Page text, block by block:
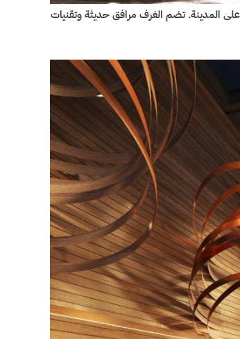
المدينة. تضم الغرف مرافق حديثة وتقنيات